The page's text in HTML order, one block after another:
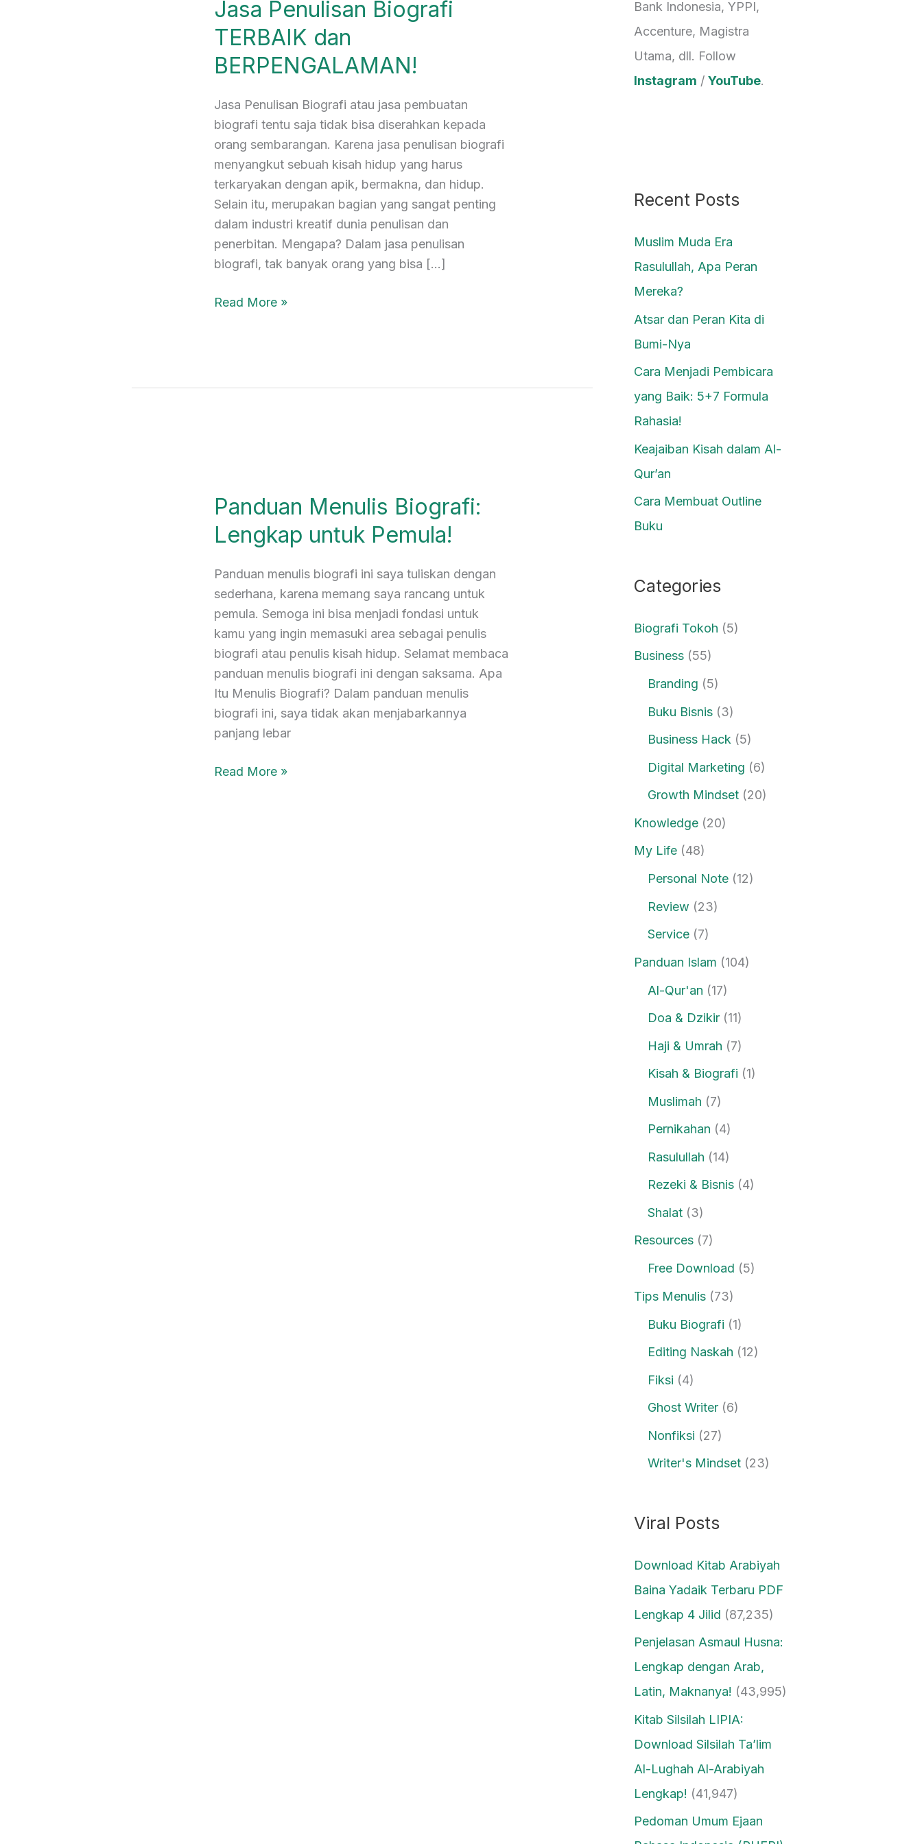
Jasa Penulisan Biografi
TERBAIK dan
BERPENGALAMAN!
Jasa Penulisan Biografi atau jasa pembuatan
biografi tentu saja tidak bisa diserahkan kepada
orang sembarangan. Karena jasa penulisan biografi
menyangkut sebuah kisah hidup yang harus
terkaryakan dengan apik, bermakna, dan hidup.
Selain itu, merupakan bagian yang sangat penting
dalam industri kreatif dunia penulisan dan
penerbitan. Mengapa? Dalam jasa penulisan
biografi, tak banyak orang yang bisa […]
Read More »
Panduan Menulis Biografi:
Lengkap untuk Pemula!
Panduan menulis biografi ini saya tuliskan dengan
sederhana, karena memang saya rancang untuk
pemula. Semoga ini bisa menjadi fondasi untuk
kamu yang ingin memasuki area sebagai penulis
biografi atau penulis kisah hidup. Selamat membaca
panduan menulis biografi ini dengan saksama. Apa
Itu Menulis Biografi? Dalam panduan menulis
biografi ini, saya tidak akan menjabarkannya
panjang lebar
Biografi:
Lengkap
untuk
Read More »
Bank Indonesia, YPPI,
Accenture, Magistra
Utama, dll. Follow
Instagram / YouTube.
Recent Posts
Muslim Muda Era
Rasulullah, Apa Peran
Mereka?
Atsar dan Peran Kita di
Bumi-Nya
Cara Menjadi Pembicara
yang Baik: 5+7 Formula
Rahasia!
Keajaiban Kisah dalam Al-
Qur’an
Cara Membuat Outline
Buku
Categories
Biografi Tokoh (5)
Business (55)
Branding (5)
Buku Bisnis (3)
Business Hack (5)
Digital Marketing (6)
Growth Mindset (20)
Knowledge (20)
My Life (48)
Personal Note (12)
Review (23)
Service (7)
Panduan Islam (104)
Al-Qur'an (17)
Doa & Dzikir (11)
Haji & Umrah (7)
Kisah & Biografi (1)
Muslimah (7)
Pernikahan (4)
Rasulullah (14)
Rezeki & Bisnis (4)
Shalat (3)
Resources (7)
Free Download (5)
Tips Menulis (73)
Buku Biografi (1)
Editing Naskah (12)
Fiksi (4)
Ghost Writer (6)
Nonfiksi (27)
Writer's Mindset (23)
Viral Posts
Download Kitab Arabiyah
Baina Yadaik Terbaru PDF
Lengkap 4 Jilid (87,235)
Penjelasan Asmaul Husna:
Lengkap dengan Arab,
Latin, Maknanya! (43,995)
Kitab Silsilah LIPIA:
Download Silsilah Ta’lim
Al-Lughah Al-Arabiyah
Lengkap! (41,947)
Pedoman Umum Ejaan